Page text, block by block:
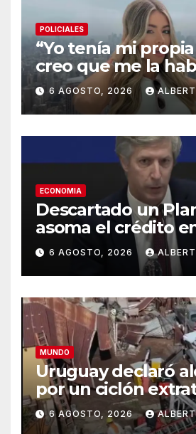
POLICIALES
“Yo tenía mi
creo que me la
regalado”: qué
Candela Arizaga
justicia
6 AGOSTO, 2026
ECONOMIA
Descartado un
asoma el crédito
6 AGOSTO, 2026
MUNDO
Uruguay declaró
por un ciclón
menos un muerto
6 AGOSTO, 2026